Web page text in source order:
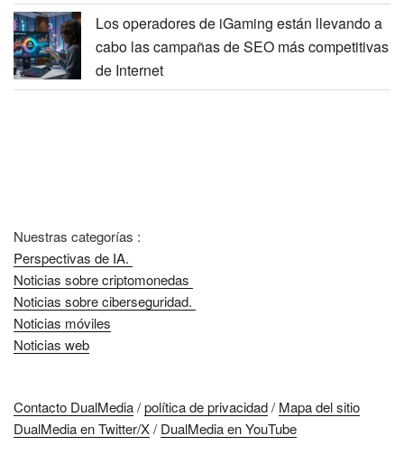
Los operadores de iGaming están llevando a
cabo las campañas de SEO más competitivas
de Internet
Nuestras categorías :
Perspectivas de IA.
Noticias sobre criptomonedas
Noticias sobre ciberseguridad.
Noticias móviles
Noticias web
Contacto DualMedia/política de privacidad/ Mapa del sitio
DualMedia en Twitter/X/ DualMedia en YouTube